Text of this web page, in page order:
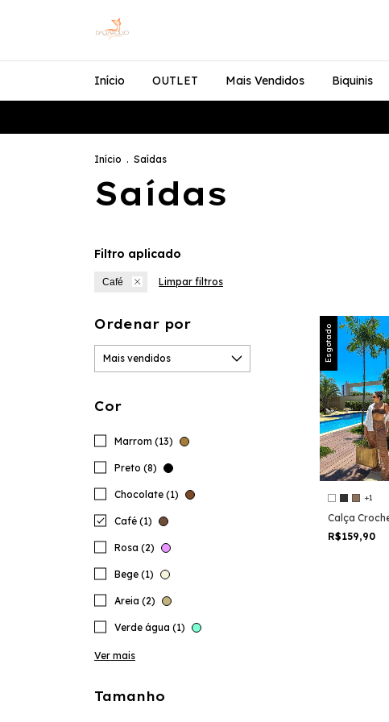
Início OUTLET Mais Vendidos Biquinis
Início . Saídas
Saídas
Filtro aplicado
Café Limpar filtros
Ordenar por
Cor
Marrom (13)
Preto (8)
Chocolate (1)
Café (1)
Rosa (2)
Bege (1)
Areia (2)
Verde água (1)
Ver mais
Tamanho
Esgotado
+1
Calça
R$159,90